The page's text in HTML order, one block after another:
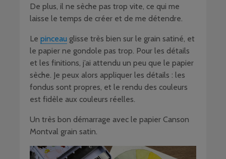
De plus, il ne sèche pas trop vite, ce qui me
laisse le temps de créer et de me détendre.
Le pinceau glisse très bien sur le grain satiné, et
le papier ne gondole pas trop. Pour les détails
et les finitions, j’ai attendu un peu que le papier
sèche. Je peux alors appliquer les détails : les
fondus sont propres, et le rendu des couleurs
est fidèle aux couleurs réelles.
Un très bon démarrage avec le papier Canson
Montval grain satin.